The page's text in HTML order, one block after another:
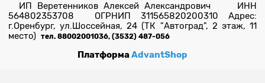
ИП Веретенников Алексей Александрович ИНН
564802353708 ОГРНИП 311565820200310 Адрес:
г.Оренбург, ул.Шоссейная, 24 (ТК "Автоград", 2 этаж, 11
место) тел. 88002001036, (3532) 487-056
ПлатформаAdvantShop